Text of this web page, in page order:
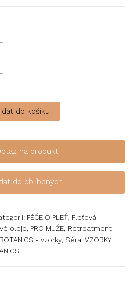
do košíku
na produkt
do oblíbených
PÉČE O PLEŤ, Pleťová
oleje, PRO MUŽE, Retreatment
- vzorky, Séra, VZORKY